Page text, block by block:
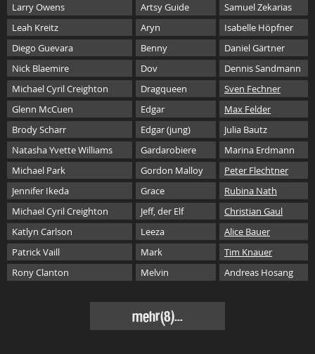
Larry Owens
Artsy Guide
Samuel Zekarias
Leah Kreitz
Aryn
Isabelle Höpfner
Diego Guevara
Benny
Daniel Gärtner
Nick Blaemire
Dov
Dennis Sandmann
Michael Cyril Creighton
Dragqueen
Sven Fechner
Glenn McCuen
Edgar
Max Felder
Brody Scharr
Edgar (jung)
Julia Bautz
Natasha Yvette Williams
Gardarobiere
Marina Erdmann
Michael Park
Gordon Malloy
Peter Flechtner
Jennifer Ikeda
Grace
Rubina Nath
Michael Cyril Creighton
Jeff, der Elf
Christian Gaul
Katlyn Carlson
Leeza
Alice Bauer
Patrick Vaill
Mark
Tim Knauer
Rony Clanton
Melvin Andreas Hosang
mehr(8)...